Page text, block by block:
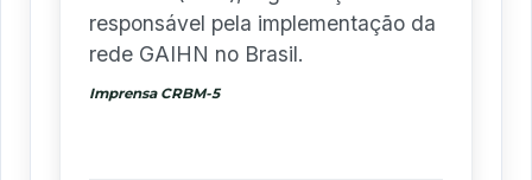
responsável pela implementação da
rede GAIHN no Brasil.
Imprensa CRBM-5